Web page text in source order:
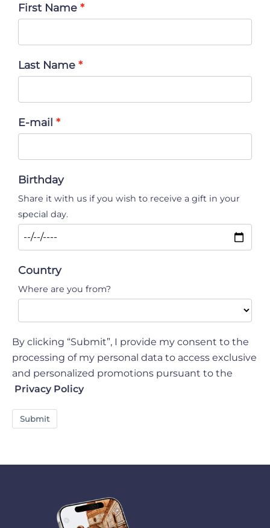
First Name
Last Name
E-mail
Birthday
Share it with us if you wish to receive a gift in your
special day.
Country
Where are you from?
By clicking “Submit”, I provide my consent to the
processing of my personal data to access exclusive
and personalized promotions pursuant to the
Privacy Policy
Submit